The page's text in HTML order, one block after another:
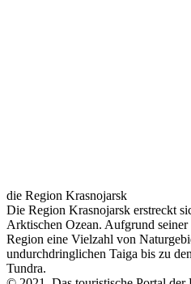
die Region Krasnojarsk
Die Region Krasnojarsk erstreckt
Arktischen Ozean. Aufgrund
Region eine Vielzahl von
undurchdringlichen Taiga bis zu
Tundra.